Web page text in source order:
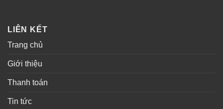
LIÊN KẾT
Trang chủ
Giới thiệu
Thanh toán
Tin tức